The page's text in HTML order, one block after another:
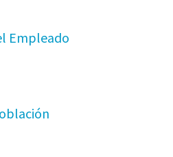
Empleado